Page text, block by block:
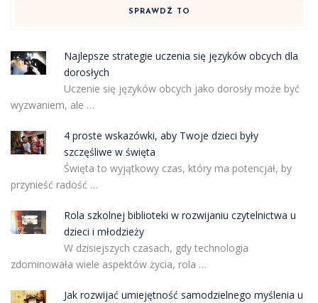
SPRAWDŹ TO
Najlepsze strategie uczenia się języków obcych dla
dorosłych
Uczenie się języków obcych jako dorosły może być
wyzwaniem, ale …
4 proste wskazówki, aby Twoje dzieci były
szczęśliwe w święta
Święta to wyjątkowy czas, który ma potencjał, by
przynieść radość …
Rola szkolnej biblioteki w rozwijaniu czytelnictwa u
dzieci i młodzieży
W dzisiejszych czasach, gdy technologia
zdominowała wiele aspektów życia, rola …
Jak rozwijać umiejętność samodzielnego myślenia u